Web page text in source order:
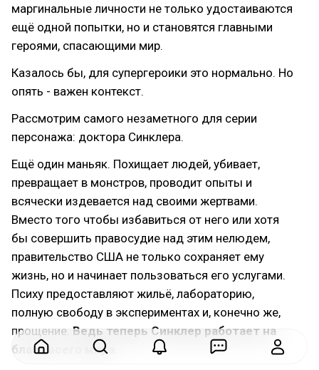
маргинальные личности не только удостаиваются
ещё одной попытки, но и становятся главными
героями, спасающими мир.
Казалось бы, для супергероики это нормально. Но
опять - важен контекст.
Рассмотрим самого незаметного для серии
персонажа: доктора Синклера.
Ещё один маньяк. Похищает людей, убивает,
превращает в монстров, проводит опыты и
всячески издевается над своими жертвами.
Вместо того чтобы избавиться от него или хотя
бы совершить правосудие над этим нелюдем,
правительство США не только сохраняет ему
жизнь, но и начинает пользоваться его услугами.
Психу предоставляют жильё, лабораторию,
полную свободу в экспериментах и, конечно же,
прощение. Ведь теперь Синклер работает на
благо всего мира.